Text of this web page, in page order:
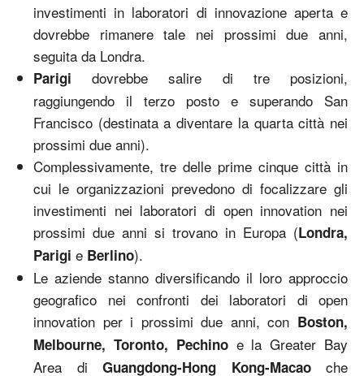
investimenti in laboratori di innovazione aperta e
dovrebbe rimanere tale nei prossimi due anni,
seguita da Londra.
Parigi dovrebbe salire di tre posizioni,
raggiungendo il terzo posto e superando San
Francisco (destinata a diventare la quarta città nei
prossimi due anni).
Complessivamente, tre delle prime cinque città in
cui le organizzazioni prevedono di focalizzare gli
investimenti nei laboratori di open innovation nei
prossimi due anni si trovano in Europa (Londra,
Parigi e Berlino).
Le aziende stanno diversificando il loro approccio
geografico nei confronti dei laboratori di open
innovation per i prossimi due anni, con Boston,
Melbourne, Toronto, Pechinoe la Greater Bay
Area di Guangdong-Hong Kong-Macaoche